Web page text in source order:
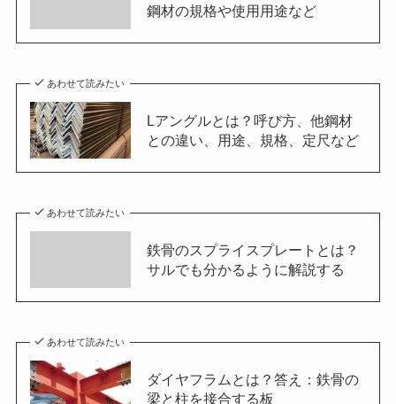
鋼材の規格や使用用途など
あわせて読みたい
Lアングルとは？呼び方、他鋼材
との違い、用途、規格、定尺など
あわせて読みたい
鉄骨のスプライスプレートとは？
サルでも分かるように解説する
あわせて読みたい
ダイヤフラムとは？答え：鉄骨の
梁と柱を接合する板